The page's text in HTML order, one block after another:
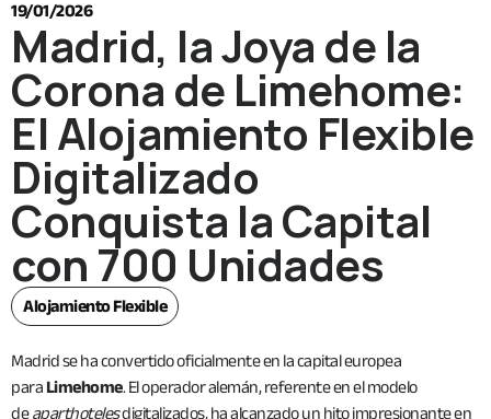
19/01/2026
Madrid, la Joya de la
Corona de Limehome:
El Alojamiento Flexible
Digitalizado
Conquista la Capital
con 700 Unidades
Alojamiento Flexible
Madrid se ha convertido oficialmente en la capital europea
para Limehome. El operador alemán, referente en el modelo
deaparthotelesdigitalizados, ha alcanzado un hito impresionante en